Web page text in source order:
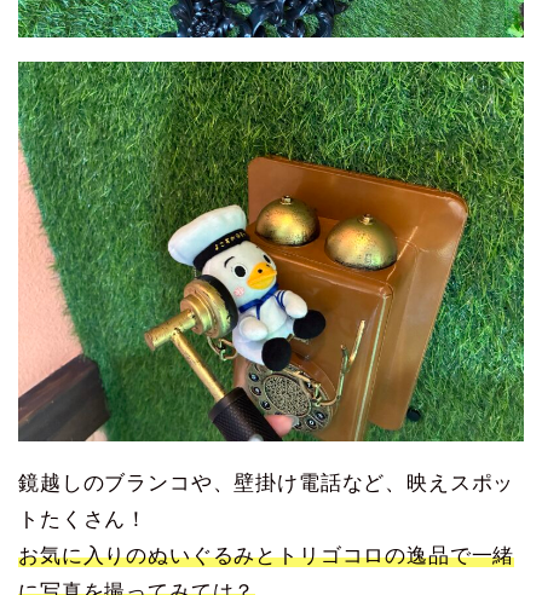
鏡越しのブランコや、壁掛け電話など、映えスポッ
トたくさん！
お気に入りのぬいぐるみとトリゴコロの逸品で一緒